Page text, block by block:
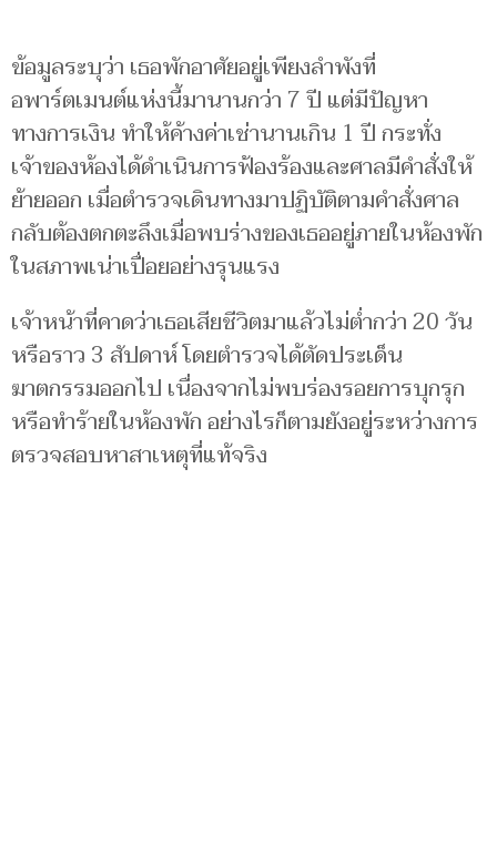
ข้อมูลระบุว่า เธอพักอาศัยอยู่เพียงลำพังที่
อพาร์ตเมนต์แห่งนี้มานานกว่า 7 ปี แต่มีปัญหา
ทางการเงิน ทำให้ค้างค่าเช่านานเกิน 1 ปี กระทั่ง
เจ้าของห้องได้ดำเนินการฟ้องร้องและศาลมีคำสั่งให้
ย้ายออก เมื่อตำรวจเดินทางมาปฏิบัติตามคำสั่งศาล
กลับต้องตกตะลึงเมื่อพบร่างของเธออยู่ภายในห้องพัก
ในสภาพเน่าเปื่อยอย่างรุนแรง
เจ้าหน้าที่คาดว่าเธอเสียชีวิตมาแล้วไม่ต่ำกว่า 20 วัน
หรือราว 3 สัปดาห์ โดยตำรวจได้ตัดประเด็น
ฆาตกรรมออกไป เนื่องจากไม่พบร่องรอยการบุกรุก
หรือทำร้ายในห้องพัก อย่างไรก็ตามยังอยู่ระหว่างการ
ตรวจสอบหาสาเหตุที่แท้จริง